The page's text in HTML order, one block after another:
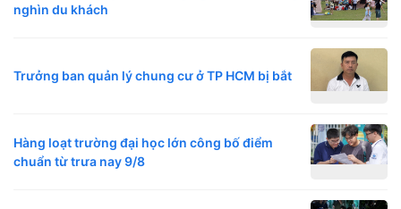
nghìn du khách
Trưởng ban quản lý chung cư ở TP HCM bị bắt
Hàng loạt trường đại học lớn công bố điểm
chuẩn từ trưa nay 9/8